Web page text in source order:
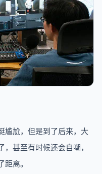
尴尬，但是到了后来，大
甚至有时候还会自嘲，
离。